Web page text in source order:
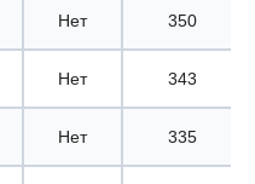
Нет 350
Нет 343
Нет 335